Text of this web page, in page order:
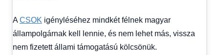
ACSOK igényléséhez mindkét félnek magyar
állampolgárnak kell lennie, és nem lehet más, vissza
nem fizetett állami támogatású kölcsönük.